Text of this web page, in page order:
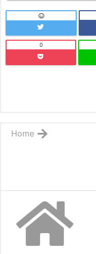
0
Home